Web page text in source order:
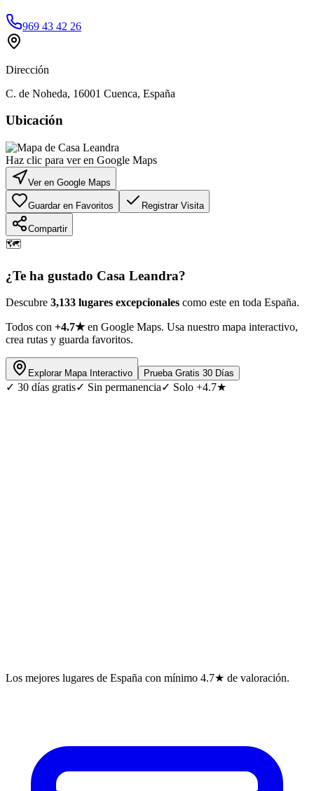
969 43 42 26
Dirección
C. de Noheda, 16001 Cuenca, España
Ubicación
Haz clic para ver en Google Maps
Ver en Google Maps
Guardar en Favoritos Registrar Visita
Compartir
🗺️
¿Te ha gustado Casa Leandra?
Descubre 3,133 lugares excepcionales como este en toda España.
Todos con +4.7★en Google Maps. Usa nuestro mapa interactivo,
crea rutas y guarda favoritos.
Explorar Mapa Interactivo Prueba Gratis 30 Días
✓ 30 días gratis✓ Sin permanencia✓ Solo +4.7★
Los mejores lugares de España con mínimo 4.7★ de valoración.